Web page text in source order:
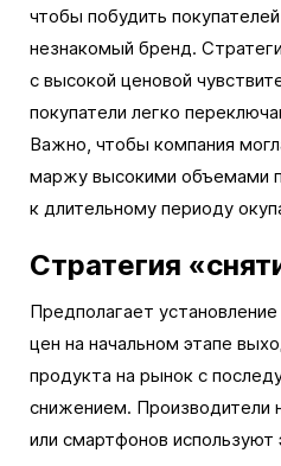
чтобы побудить
незнакомый бренд.
с высокой ценовой
покупатели легко
Важно, чтобы компания
маржу высокими объемами
к длительному периоду
Стратегия
Предполагает
цен на начальном этапе
продукта на рынок с
снижением. Производители
или смартфонов используют